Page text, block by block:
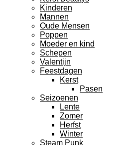
Kinderen
Mannen
Oude Mensen
Poppen
Moeder en kind
Schepen
Valentijn
Feestdagen
Kerst
Pasen
Seizoenen
Lente
Zomer
Herfst
Winter
Steam Punk